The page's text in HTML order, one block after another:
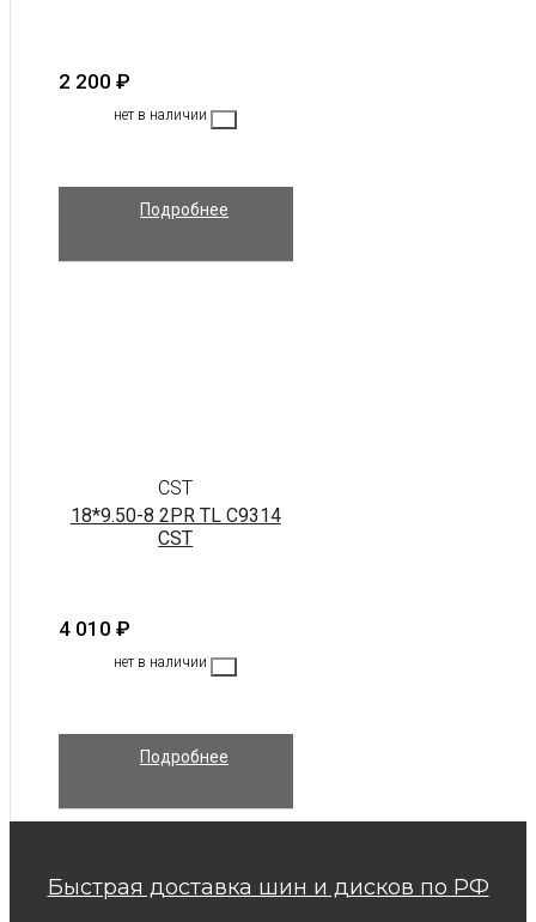
2 200 ₽
нет в наличии
Подробнее
CST
18*9.50-8 2PR TL C9314
CST
4 010 ₽
нет в наличии
Подробнее
Быстрая доставка шин и дисков по РФ